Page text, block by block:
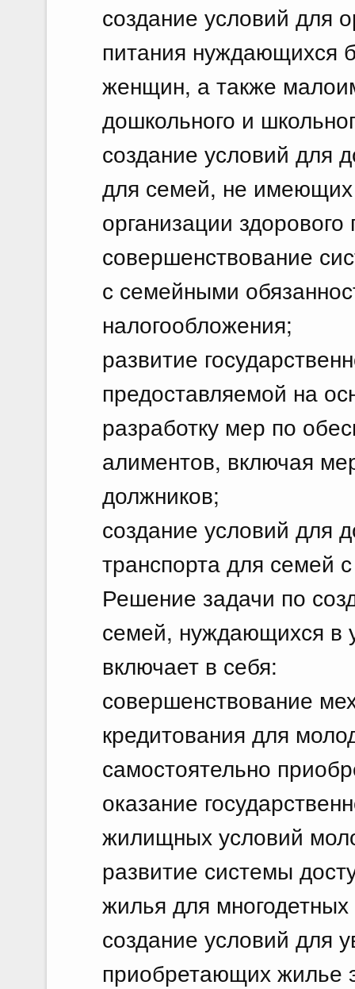
создание условий для
питания нуждающихся
женщин, а также
дошкольного и
создание условий для
для семей, не имеющих
организации здорового
совершенствование
с семейными
налогообложения;
развитие
предоставляемой на
разработку мер по
алиментов, включая
должников;
создание условий для
транспорта для семей
Решение задачи по
семей, нуждающихся в
включает в себя:
совершенствование
кредитования для
самостоятельно
оказание
жилищных условий
развитие системы
жилья для
создание условий для
приобретающих жилье